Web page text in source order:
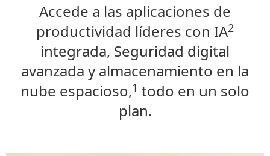
Accede a las aplicaciones de
productividad líderes con IA2
integrada, Seguridad digital
avanzada y almacenamiento en la
nube espacioso,1 todo en un solo
plan.